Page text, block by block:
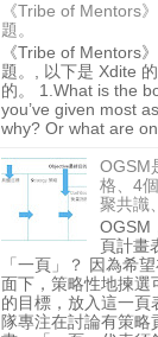
《Tribe of Mentors
題。
《Tribe of Mentors
題。, 以下是 Xdite
的。 1.What is the
you’ve given most
why? Or what are
OGSM
格、4
聚共識
OGSM
頁計畫
「一頁」？ 因為希
面下，策略性地揀選
的目標，放入這一頁
隊專注在討論有策略